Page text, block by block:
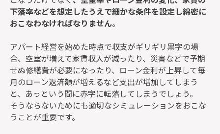
下落率などを想定したうえで細かな条件を設定し綿密に
おこなわなければなりません。
アパート経営を始めた時点で収支がギリギリ黒字の場
合、空室が増えて家賃収入が減ったり、災害などで予期
せぬ修繕費が必要になったり、ローン金利が上昇して毎
月のローン返済額が増えるなど支出が増加してしまう
と、あっという間に赤字に転落してしまうでしょう。
そうならないためにも適切なシミュレーションをおこな
うことが重要です。